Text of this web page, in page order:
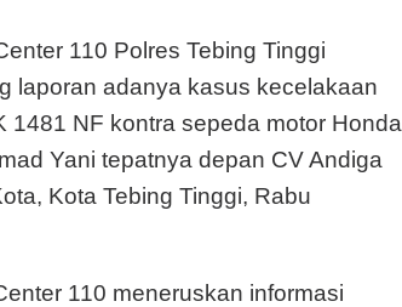
110 Polres Tebing Tinggi
laporan adanya kasus kecelakaan
1481 NF kontra sepeda motor Honda
Yani tepatnya depan CV Andiga
Kota Tebing Tinggi, Rabu
110 meneruskan informasi